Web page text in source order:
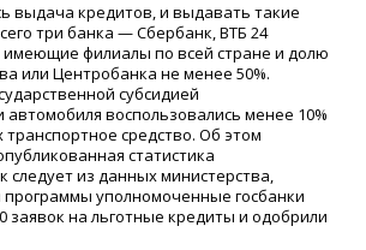
выдача кредитов, и выдавать такие
три банка — Сбербанк, ВТБ 24
имеющие филиалы по всей стране и долю
или Центробанка не менее 50%.
субсидией
воспользовались менее 10%
транспортное средство. Об этом
статистика
следует из данных министерства,
программы уполномоченные госбанки
заявок на льготные кредиты и одобрили